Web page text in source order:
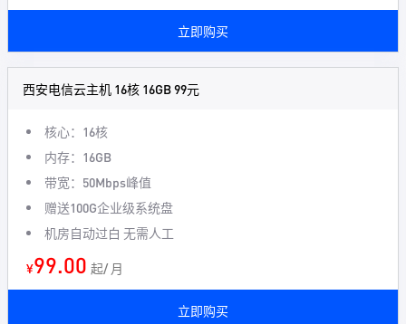
立即购买
西安电信云主机 16核 16GB 99元
核心：16核
内存：16GB
带宽：50Mbps峰值
赠送100G企业级系统盘
机房自动过白 无需人工
¥99.00 起/ 月
立即购买